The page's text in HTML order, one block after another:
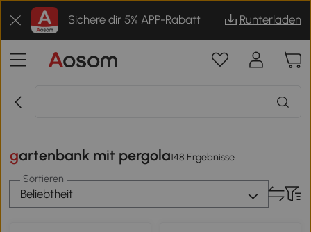
Sichere dir 5% APP-Rabatt Runterladen
gartenbank mit pergola148 Ergebnisse
Sortieren
Beliebtheit